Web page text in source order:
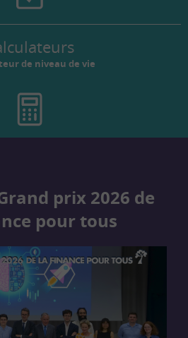
de niveau de vie
prix 2026 de
pour tous